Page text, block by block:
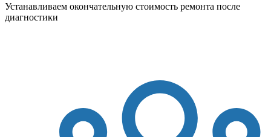
Устанавливаем окончательную стоимость ремонта после
диагностики